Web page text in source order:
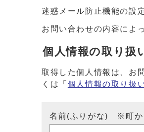
迷惑メール防止機能の設
お問い合わせの内容によ
個人情報の取り扱
取得した個人情報は、お
くは「 個人情報の取り扱
名前(ふりがな) ※町か